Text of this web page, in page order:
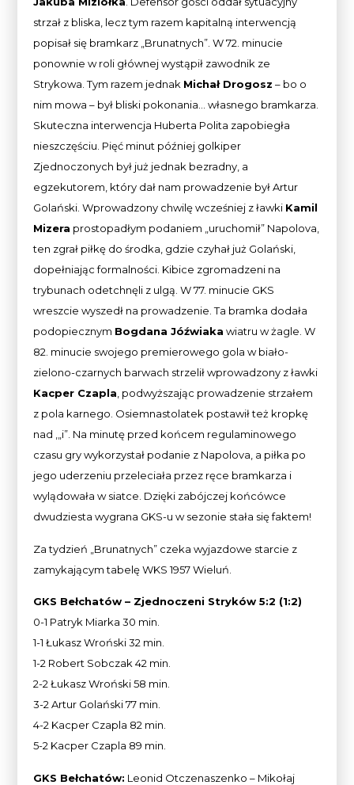
strzał z bliska, lecz tym razem kapitalną interwencją
popisał się bramkarz „Brunatnych”. W 72. minucie
ponownie w roli głównej wystąpił zawodnik ze
Strykowa. Tym razem jednak Michał Drogosz – bo o
nim mowa – był bliski pokonania… własnego bramkarza.
Skuteczna interwencja Huberta Polita zapobiegła
nieszczęściu. Pięć minut później golkiper
Zjednoczonych był już jednak bezradny, a
egzekutorem, który dał nam prowadzenie był Artur
Golański. Wprowadzony chwilę wcześniej z ławki Kamil
Mizera prostopadłym podaniem „uruchomił” Napolova,
ten zgrał piłkę do środka, gdzie czyhał już Golański,
dopełniając formalności. Kibice zgromadzeni na
trybunach odetchnęli z ulgą. W 77. minucie GKS
wreszcie wyszedł na prowadzenie. Ta bramka dodała
podopiecznym Bogdana Jóźwiaka wiatru w żagle. W
82. minucie swojego premierowego gola w biało-
zielono-czarnych barwach strzelił wprowadzony z ławki
Kacper Czapla, podwyższając prowadzenie strzałem
z pola karnego. Osiemnastolatek postawił też kropkę
nad ,„i”. Na minutę przed końcem regulaminowego
czasu gry wykorzystał podanie z Napolova, a piłka po
jego uderzeniu przeleciała przez ręce bramkarza i
wylądowała w siatce. Dzięki zabójczej końcówce
dwudziesta wygrana GKS-u w sezonie stała się faktem!
Za tydzień „Brunatnych” czeka wyjazdowe starcie z
zamykającym tabelę WKS 1957 Wieluń.
GKS Bełchatów – Zjednoczeni Stryków 5:2 (1:2)
0-1 Patryk Miarka 30 min.
1-1 Łukasz Wroński 32 min.
1-2 Robert Sobczak 42 min.
2-2 Łukasz Wroński 58 min.
3-2 Artur Golański 77 min.
4-2 Kacper Czapla 82 min.
5-2 Kacper Czapla 89 min.
GKS Bełchatów: Leonid Otczenaszenko – Mikołaj